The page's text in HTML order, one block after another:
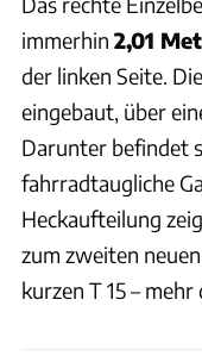
immerhin 2,01
der linken Seite.
eingebaut, über
Darunter befindet
fahrradtaugliche
Heckaufteilung
zum zweiten
kurzen T 15 –